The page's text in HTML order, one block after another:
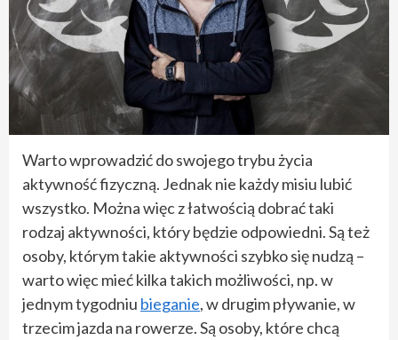
Warto wprowadzić do swojego trybu życia
aktywność fizyczną. Jednak nie każdy misiu lubić
wszystko. Można więc z łatwością dobrać taki
rodzaj aktywności, który będzie odpowiedni. Są też
osoby, którym takie aktywności szybko się nudzą –
warto więc mieć kilka takich możliwości, np. w
jednym tygodniu bieganie, w drugim pływanie, w
trzecim jazda na rowerze. Są osoby, które chcą